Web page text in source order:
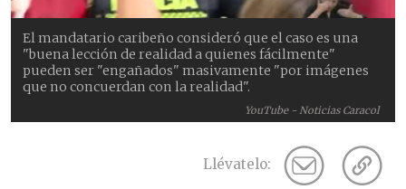
YouTube - Noticias Caracol
El mandatario caribeño consideró que el caso es una
"buena lección de realidad a quienes fácilmente"
pueden ser "engañados" masivamente "por imágenes
que no concuerdan con la realidad".
Llévatelo: